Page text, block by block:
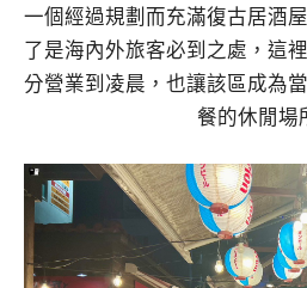
一個經過規劃而充滿復古居酒
了是海內外旅客必到之處，這
分營業到凌晨，也讓該區成為
餐的休閒場